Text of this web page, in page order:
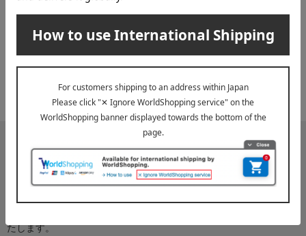
『お届け先のご住所』ご確認のお願い
メールマガジン
送料無料クーポンやキャンペーン、新着・SALE・おすすめ商品な
たします。